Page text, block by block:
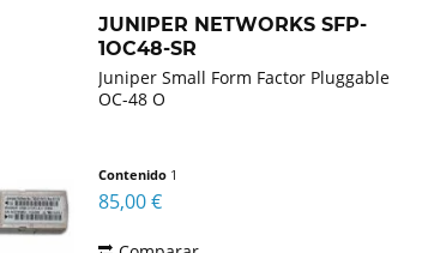
JUNIPER NETWORKS SFP-
1OC48-SR
Juniper Small Form Factor Pluggable
OC-48 O
Contenido 1
85,00 €